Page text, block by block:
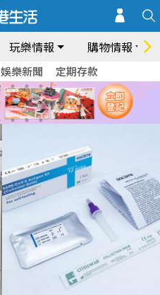
玩樂情報 購物情報
娛樂新聞 定期存款